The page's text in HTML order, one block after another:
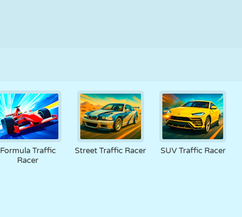
Formula Traffic
Racer
Street Traffic Racer SUV Traffic Racer